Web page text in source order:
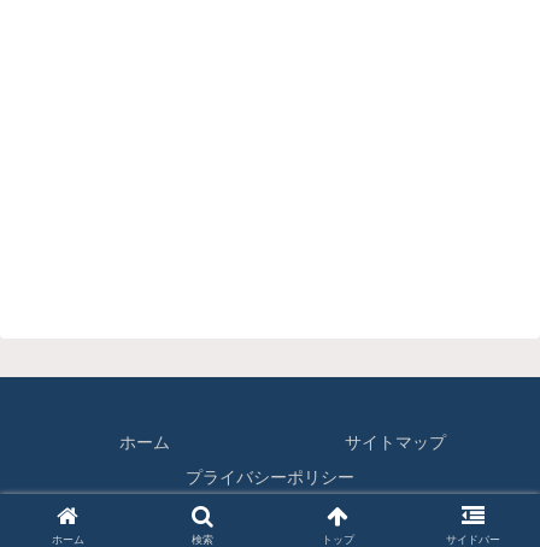
ホーム
サイトマップ
プライバシーポリシー
© 2018-2026 りじゅセン.
ホーム 検索 トップ サイドバー